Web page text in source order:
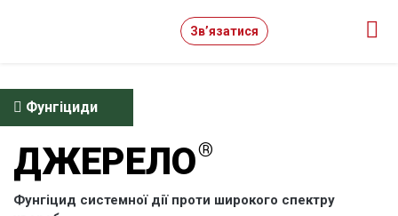
Зв’язатися
Фунгіциди
ДЖЕРЕЛО
Фунгіцид системної дії проти широкого спектру